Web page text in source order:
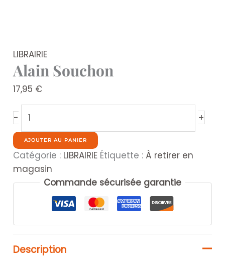
LIBRAIRIE
Alain Souchon
17,95 €
-
de
Alain
Souchon
+
AJOUTER AU PANIER
Catégorie : LIBRAIRIE Étiquette : À retirer en
magasin
Commande sécurisée garantie
Description